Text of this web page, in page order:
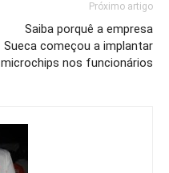
Próximo artigo
Saiba porquê a empresa
Sueca começou a implantar
microchips nos funcionários